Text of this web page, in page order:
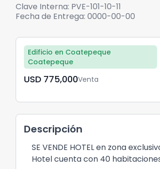
Clave Interna: PVE-101-10-11
Fecha de Entrega: 0000-00-00
Edificio en Coatepeque
Coatepeque
USD	775,000Venta
Descripción
SE VENDE HOTEL en zona
Hotel cuenta con 40